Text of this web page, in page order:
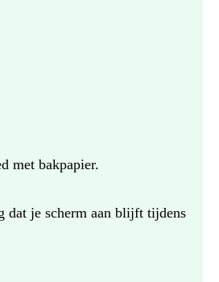
met bakpapier.
dat je scherm aan blijft tijdens